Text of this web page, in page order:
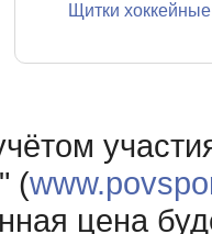
Щитки хоккейные
(
цена